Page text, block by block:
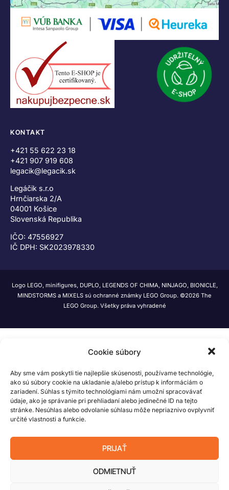
Cookie súbory
Aby sme vám poskytli tie najlepšie skúsenosti, používame technológie,
ako sú súbory cookie na ukladanie a/alebo prístup k informáciám o
zariadení. Súhlas s týmito technológiami nám umožní spracovávať
údaje, ako je správanie pri prehliadaní alebo jedinečné ID na tejto
stránke. Nesúhlas alebo odvolanie súhlasu môže nepriaznivo ovplyvniť
určité vlastnosti a funkcie.
PRIJAŤ
ODMIETNUŤ
KONTAKT
+421 55 622 23 18
+421 907 919 608
legacik@legacik.sk
Legáčik s.r.o
Hrnčiarska 2/A
04001 Košice
Slovenská Republika
IČO: 47556927
IČ DPH: SK2023978330
Logo LEGO, minifigures, DUPLO, LEGENDS OF CHIMA, NINJAGO, BIONICLE,
MINDSTORMS a MIXELS sú ochranné známky LEGO Group. ©2026 The
LEGO Group. Všetky práva vyhradené